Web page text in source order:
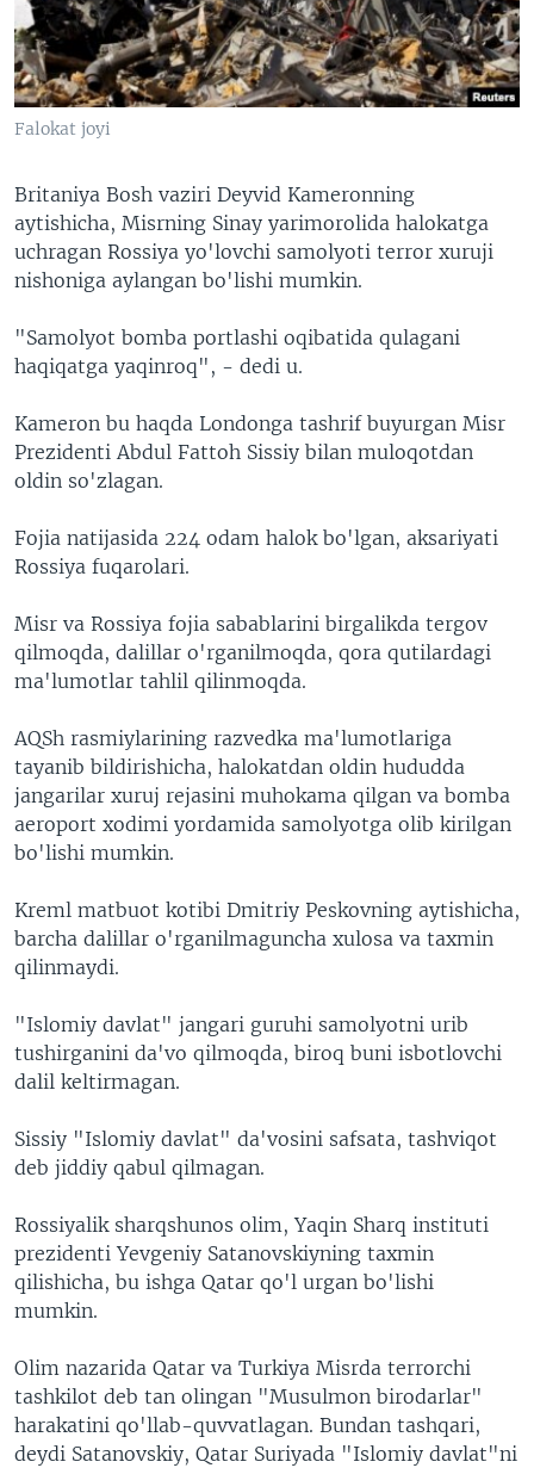
VIDEO
XABARLAR SURATLARDA
ODNOKLASSNIKI
TELEGRAM
TWITTER
Falokat joyi
Britaniya Bosh vaziri Deyvid Kameronning
aytishicha, Misrning Sinay yarimorolida halokatga
uchragan Rossiya yo'lovchi samolyoti terror xuruji
nishoniga aylangan bo'lishi mumkin.
"Samolyot bomba portlashi oqibatida qulagani
haqiqatga yaqinroq", - dedi u.
Kameron bu haqda Londonga tashrif buyurgan Misr
Prezidenti Abdul Fattoh Sissiy bilan muloqotdan
oldin so'zlagan.
Fojia natijasida 224 odam halok bo'lgan, aksariyati
Rossiya fuqarolari.
Misr va Rossiya fojia sabablarini birgalikda tergov
qilmoqda, dalillar o'rganilmoqda, qora qutilardagi
ma'lumotlar tahlil qilinmoqda.
AQSh rasmiylarining razvedka ma'lumotlariga
tayanib bildirishicha, halokatdan oldin hududda
jangarilar xuruj rejasini muhokama qilgan va bomba
aeroport xodimi yordamida samolyotga olib kirilgan
bo'lishi mumkin.
Kreml matbuot kotibi Dmitriy Peskovning aytishicha,
barcha dalillar o'rganilmaguncha xulosa va taxmin
qilinmaydi.
"Islomiy davlat" jangari guruhi samolyotni urib
tushirganini da'vo qilmoqda, biroq buni isbotlovchi
dalil keltirmagan.
Sissiy "Islomiy davlat" da'vosini safsata, tashviqot
deb jiddiy qabul qilmagan.
Rossiyalik sharqshunos olim, Yaqin Sharq instituti
prezidenti Yevgeniy Satanovskiyning taxmin
qilishicha, bu ishga Qatar qo'l urgan bo'lishi
mumkin.
Olim nazarida Qatar va Turkiya Misrda terrorchi
tashkilot deb tan olingan "Musulmon birodarlar"
harakatini qo'llab-quvvatlagan. Bundan tashqari,
deydi Satanovskiy, Qatar Suriyada "Islomiy davlat"ni